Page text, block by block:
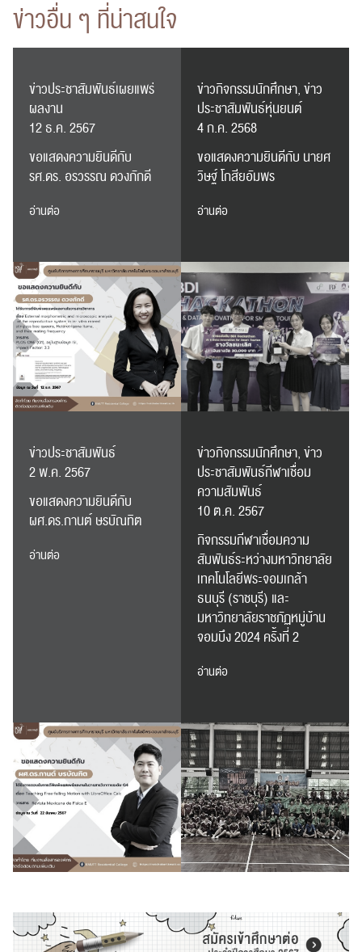
ข่าวอื่น ๆ ที่น่าสนใจ
ข่าวประชาสัมพันธ์เผยแพร่
ผลงาน
12 ธ.ค. 2567
ขอแสดงความยินดีกับ
รศ.ดร. อรวรรณ ดวงภักดี
อ่านต่อ
ข่าวกิจกรรมนักศึกษา, ข่าว
ประชาสัมพันธ์หุ่นยนต์
4 ก.ค. 2568
ขอแสดงความยินดีกับ นายศ
วิษฐ์ โกสียอัมพร
อ่านต่อ
ข่าวประชาสัมพันธ์
2 พ.ค. 2567
ขอแสดงความยินดีกับ
ผศ.ดร.กานต์ ษรบัณทิต
อ่านต่อ
ข่าวกิจกรรมนักศึกษา, ข่าว
ประชาสัมพันธ์กีฬาเชื่อม
ความสัมพันธ์
10 ต.ค. 2567
กิจกรรมกีฬาเชื่อมความ
สัมพันธ์ระหว่างมหาวิทยาลัย
เทคโนโลยีพระจอมเกล้า
ธนบุรี (ราชบุรี) และ
มหาวิทยาลัยราชภัฏหมู่บ้าน
จอมบึง 2024 ครั้งที่ 2
อ่านต่อ